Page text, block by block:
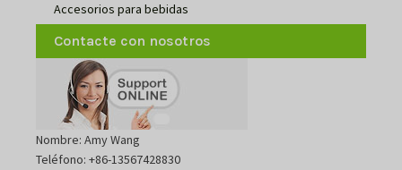
Accesorios para bebidas
Contacte con nosotros
Nombre: Amy Wang
Teléfono: +86-13567428830